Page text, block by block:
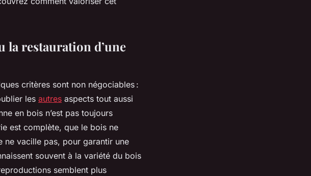
la restauration d’une
critères sont non négociables :
les autres aspects tout aussi
en bois n’est pas toujours
est complète, que le bois ne
ne vacille pas, pour garantir une
souvent à la variété du bois
semblent plus